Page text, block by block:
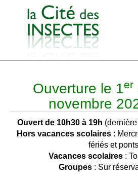
Ouverture le 1er
novembre
Ouvert de 10h30 à 19h
Hors vacances scolaires :
fériés et ponts
Vacances scolaires:
Groupes : Sur